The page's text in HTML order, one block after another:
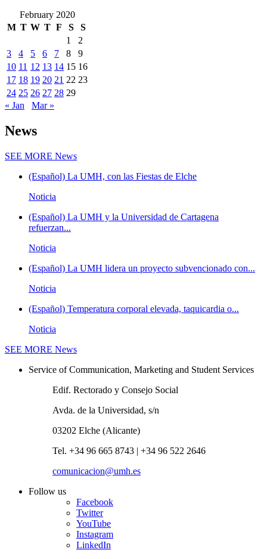
February 2020
M T W T F S
S
1
2
3
4 5 6 7 8
9
10 11 12 13 14 15 16
17 18 19 20 21 22 23
24 25 26 27 28 29
« Jan
Mar »
News
SEE MORE News
(Español) La UMH, con las Fiestas de Elche
Noticia
(Español) La UMH y la Universidad de Cartagena
refuerzan...
Noticia
(Español) La UMH lidera un proyecto subvencionado con...
Noticia
(Español) Temperatura corporal elevada, taquicardia o...
Noticia
SEE MORE News
Service of Communication, Marketing and Student Services
Edif. Rectorado y Consejo Social
Avda. de la Universidad, s/n
03202 Elche (Alicante)
Tel. +34 96 665 8743 | +34 96 522 2646
comunicacion@umh.es
Follow us
Facebook
Twitter
YouTube
Instagram
LinkedIn